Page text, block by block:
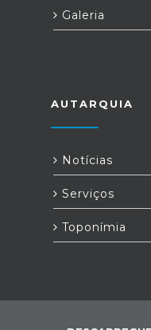
Galeria
AUTARQUIA
Notícias
Serviços
Toponímia